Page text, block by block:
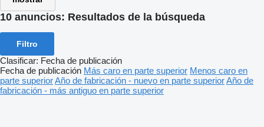
10 anuncios: Resultados de la búsqueda
Filtro
Clasificar: Fecha de publicación
Fecha de publicación Más caro en parte superior Menos caro en
parte superiorAño de fabricación - nuevo en parte superiorAño de
fabricación - más antiguo en parte superior